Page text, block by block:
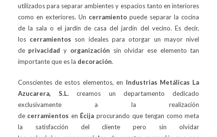
utilizados para separar ambientes y espacios tanto en interiores
como en exteriores. Un cerramiento puede separar la cocina
de la sala o el jardín de casa del jardín del vecino. Es decir,
los cerramientos son ideales para otorgar un mayor nivel
de privacidad y organización sin olvidar ese elemento tan
importante que es la decoración.
Conscientes de estos elementos, en Industrias Metálicas La
Azucarera, S.L.creamos un departamento dedicado
exclusivamente a la realización
de cerramientos en Écija procurando que tengan como meta
la satisfacción del cliente pero sin olvidar